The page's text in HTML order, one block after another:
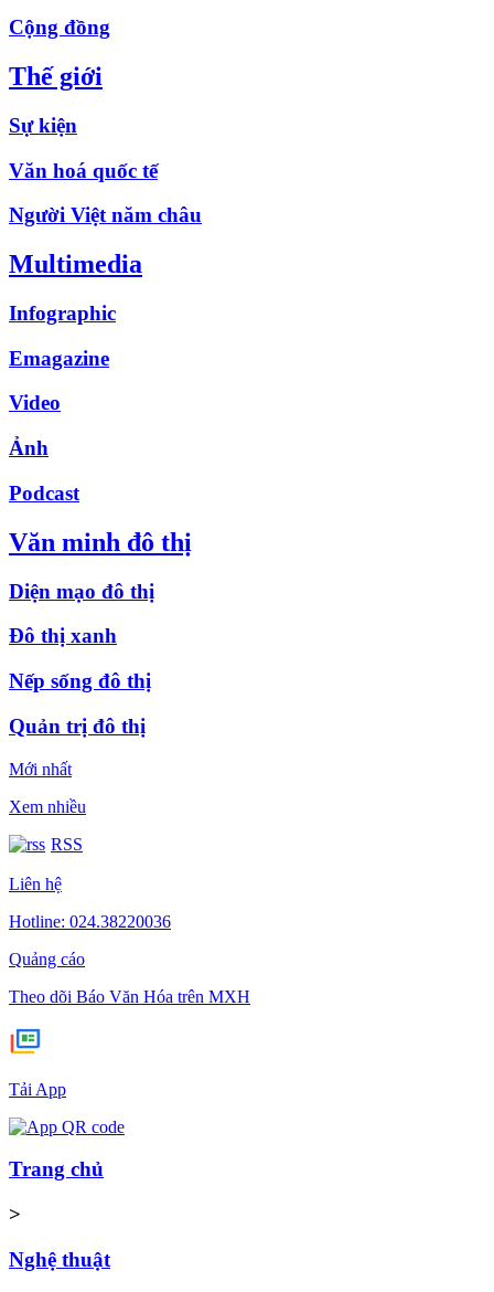
Cộng đồng
Thế giới
Sự kiện
Văn hoá quốc tế
Người Việt năm châu
Multimedia
Infographic
Emagazine
Video
Ảnh
Podcast
Văn minh đô thị
Diện mạo đô thị
Đô thị xanh
Nếp sống đô thị
Quản trị đô thị
Mới nhất
Xem nhiều
RSS
Liên hệ
Hotline: 024.38220036
Quảng cáo
Theo dõi Báo Văn Hóa trên MXH
Tải App
Trang chủ
>
Nghệ thuật